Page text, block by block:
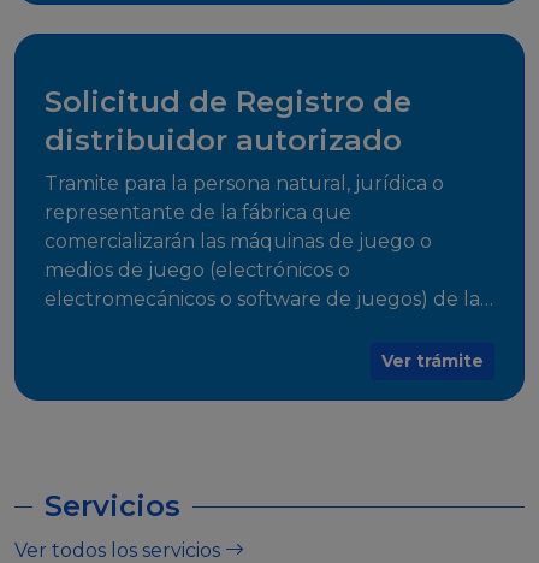
Solicitud de Registro de
distribuidor autorizado
Tramite para la persona natural, jurídica o
representante de la fábrica que
comercializarán las máquinas de juego o
medios de juego (electrónicos o
electromecánicos o software de juegos) de las
Ver trámite
Servicios
Ver todos los servicios